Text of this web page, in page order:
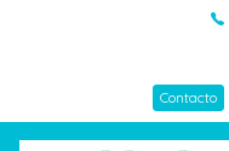
Contacto